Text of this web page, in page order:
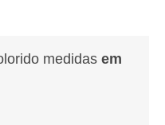
medidas em